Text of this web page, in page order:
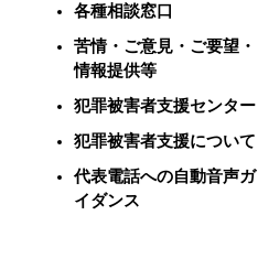
各種相談窓口
苦情・ご意見・ご要望・
情報提供等
犯罪被害者支援センター
犯罪被害者支援について
代表電話への自動音声ガ
イダンス